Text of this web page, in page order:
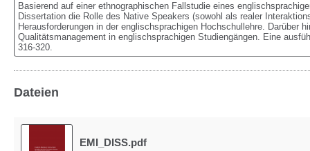
Basierend auf einer ethnographischen Fallstudie eines
Dissertation die Rolle des Native Speakers (sowohl als realer
Herausforderungen in der englischsprachigen Hochschullehre. Darüber
Qualitätsmanagement in englischsprachigen Studiengängen. Eine
316-320.
Dateien
EMI_DISS.pdf